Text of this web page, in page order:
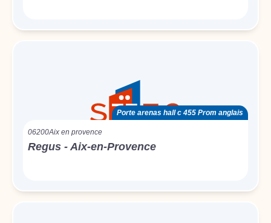
Porte arenas hall c 455 Prom anglais
06200Aix en provence
Regus - Aix-en-Provence